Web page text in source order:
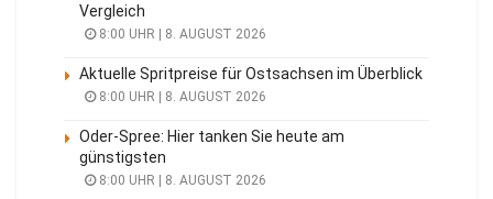
Vergleich
8:00 UHR | 8. AUGUST 2026
Aktuelle Spritpreise für Ostsachsen im Überblick
8:00 UHR | 8. AUGUST 2026
Oder-Spree: Hier tanken Sie heute am
günstigsten
8:00 UHR | 8. AUGUST 2026